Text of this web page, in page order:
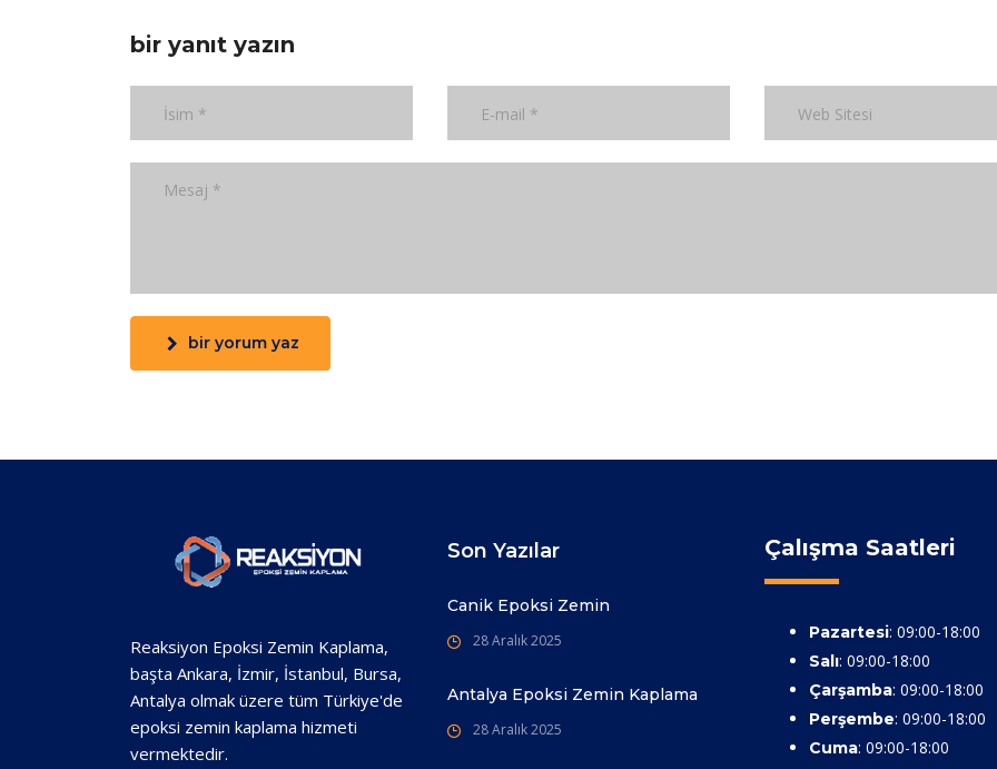
bir yanıt yazın
bir yorum yaz
Reaksiyon Epoksi Zemin Kaplama,
başta Ankara, İzmir, İstanbul, Bursa,
Antalya olmak üzere tüm Türkiye'de
epoksi zemin kaplama hizmeti
vermektedir.
Son Yazılar
Canik Epoksi Zemin
28 Aralık 2025
Antalya Epoksi Zemin Kaplama
28 Aralık 2025
Çalışma Saatleri
Pazartesi: 09:00-18:00
Salı: 09:00-18:00
Çarşamba: 09:00-18:00
Perşembe: 09:00-18:00
Cuma: 09:00-18:00